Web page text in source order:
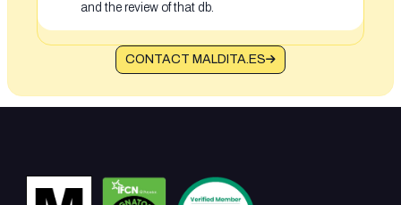
and the review of that db.
CONTACT MALDITA.ES